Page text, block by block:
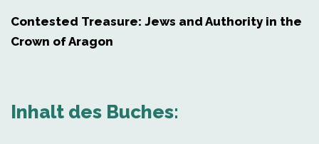
Contested Treasure: Jews and Authority in the
Crown of Aragon
Inhalt des Buches: